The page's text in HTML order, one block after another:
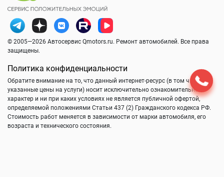
© 2005—2026 Автосервис Qmotors.ru. Ремонт автомобилей. Все права
защищены.
Политика конфиденциальности
Обратите внимание на то, что данный интернет-ресурс (в том числе
указанные цены на услуги) носит исключительно ознакомительный
характер и ни при каких условиях не является публичной офертой,
определяемой положениями Статьи 437 (2) Гражданского кодекса РФ.
Стоимость работ меняется в зависимости от марки автомобиля, его
возраста и технического состояния.